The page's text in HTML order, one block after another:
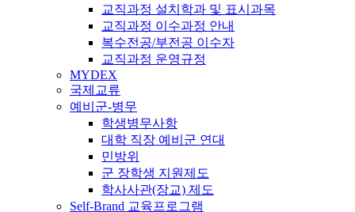
교직과정 설치학과 및 표시과목
교직과정 이수과정 안내
복수전공/부전공 이수자
교직과정 운영규정
MYDEX
국제교류
예비군-병무
학생병무사항
대학 직장 예비군 연대
민방위
군 장학생 지원제도
학사사관(장교) 제도
Self-Brand 교육프로그램